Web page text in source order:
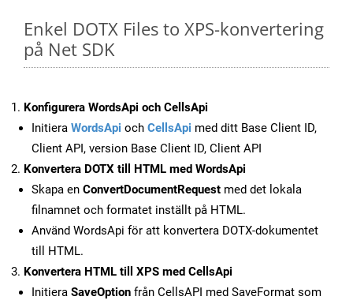
Enkel DOTX Files to XPS-konvertering
på Net SDK
Konfigurera WordsApi och CellsApi
Initiera WordsApi och CellsApi med ditt Base Client ID,
Client API, version Base Client ID, Client API
Konvertera DOTX till HTML med WordsApi
Skapa en ConvertDocumentRequest med det lokala
filnamnet och formatet inställt på HTML.
Använd WordsApi för att konvertera DOTX-dokumentet
till HTML.
Konvertera HTML till XPS med CellsApi
Initiera SaveOption från CellsAPI med SaveFormat som